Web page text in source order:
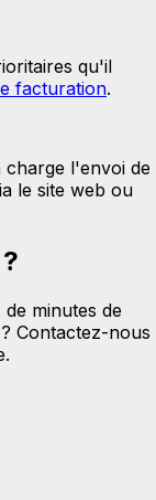
qu'il
facturation.
l'envoi de
le site web ou
minutes de
Contactez-nous